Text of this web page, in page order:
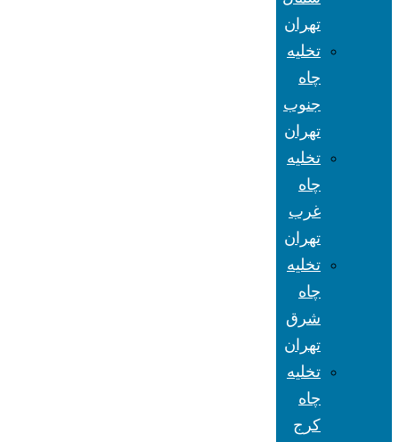
تهران
تخلیه
چاه
جنوب
تهران
تخلیه
چاه
غرب
تهران
تخلیه
چاه
شرق
تهران
تخلیه
چاه
کرج